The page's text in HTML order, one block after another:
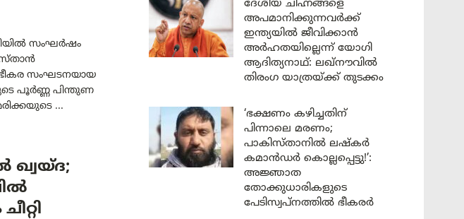
സംഘർഷം
സംഘടനയായ
പൂർണ്ണ പിന്തുണ
...
ഖ്വയ്ദ;
ദേശീയ ചിഹ്നങ്ങളെ
അപമാനിക്കുന്നവർക്ക്
ഇന്ത്യയിൽ ജീവിക്കാൻ
അർഹതയില്ലെന്ന് യോഗി
ആദിത്യനാഥ്: ലഖ്‌നൗവിൽ
തിരംഗ യാത്രയ്ക്ക് തുടക്കം
‘ഭക്ഷണം കഴിച്ചതിന്
പിന്നാലെ മരണം;
പാകിസ്താനിൽ ലഷ്കർ
കമാൻഡർ കൊല്ലപ്പെട്ടു!’:
അജ്ഞാത
തോക്കുധാരികളുടെ
പേടിസ്വപ്നത്തിൽ ഭീകരർ